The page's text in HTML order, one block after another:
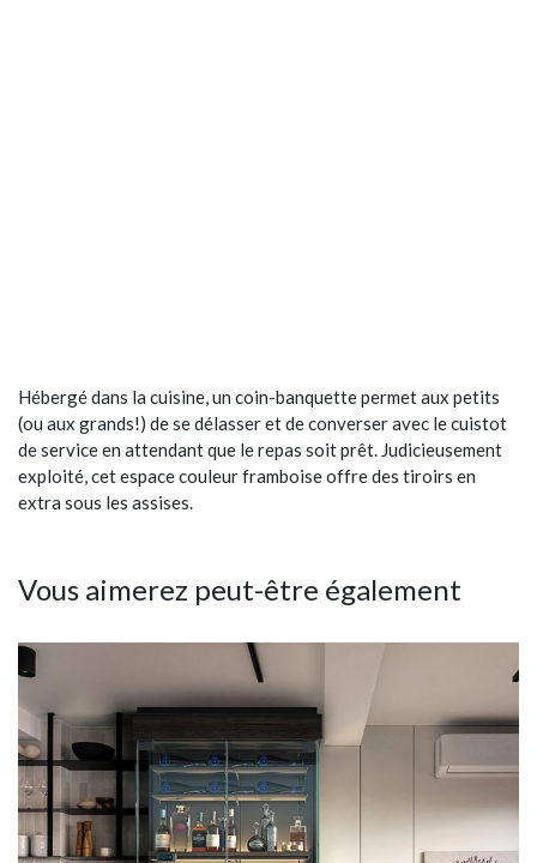
Hébergé dans la cuisine, un coin-banquette permet aux petits
(ou aux grands!) de se délasser et de converser avec le cuistot
de service en attendant que le repas soit prêt. Judicieusement
exploité, cet espace couleur framboise offre des tiroirs en
extra sous les assises.
Vous aimerez peut-être également